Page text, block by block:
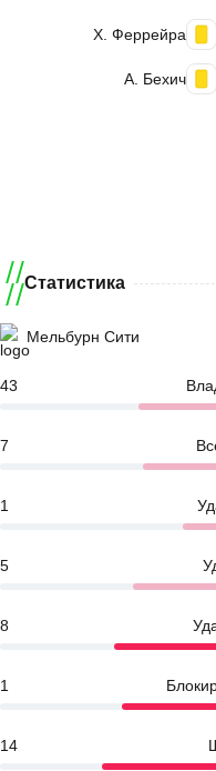
Х. Феррейра
А. Бехич
Статистика
Мельбурн Сити
43
7
1
5
8
1
14